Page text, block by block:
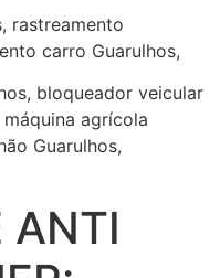
rastreamento
carro Guarulhos,
bloqueador veicular
agrícola
Guarulhos,
ANTI